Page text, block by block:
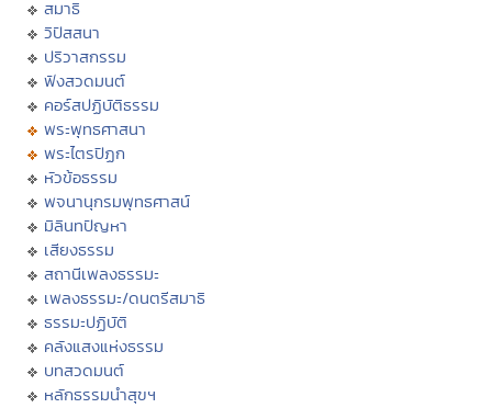
สมาธิ
วิปัสสนา
ปริวาสกรรม
ฟังสวดมนต์
คอร์สปฏิบัติธรรม
พระพุทธศาสนา
พระไตรปิฏก
หัวข้อธรรม
พจนานุกรมพุทธศาสน์
มิลินทปัญหา
เสียงธรรม
สถานีเพลงธรรมะ
เพลงธรรมะ/ดนตรีสมาธิ
ธรรมะปฏิบัติ
คลังแสงแห่งธรรม
บทสวดมนต์
หลักธรรมนำสุขฯ